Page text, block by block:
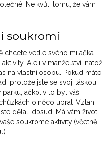
Ne kvůli tomu, že vám
soukromí
chcete vedle svého miláčka
Ale i v manželství, natož
na vlastní osobu. Pokud máte
protože jste se svojí láskou,
ačkoliv to byl váš
o něco ubrat. Vztah
dělali dosud. Má vám život
soukromé aktivity (včetně